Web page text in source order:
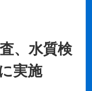
、水質検
実施